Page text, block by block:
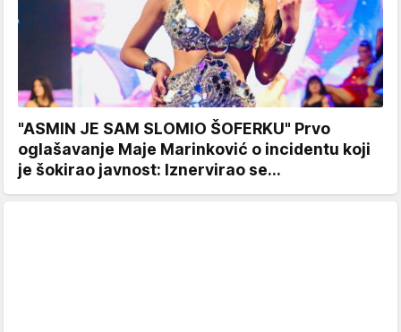
"ASMIN JE SAM SLOMIO ŠOFERKU" Prvo
oglašavanje Maje Marinković o incidentu koji
je šokirao javnost: Iznervirao se...